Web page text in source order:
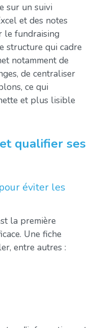
sur un suivi
et des notes
le fundraising
structure qui cadre
notamment de
de centraliser
ce qui
et plus lisible
qualifier ses
éviter les
la première
Une fiche
entre autres :